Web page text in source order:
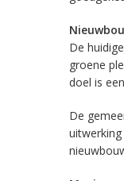
De
groene
doel is
De